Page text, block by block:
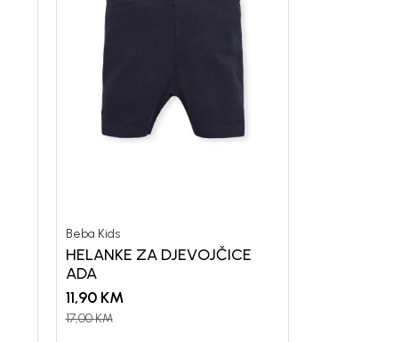
Beba Kids
HELANKE ZA DJEVOJČICE
ADA
11,90 KM
17,00KM